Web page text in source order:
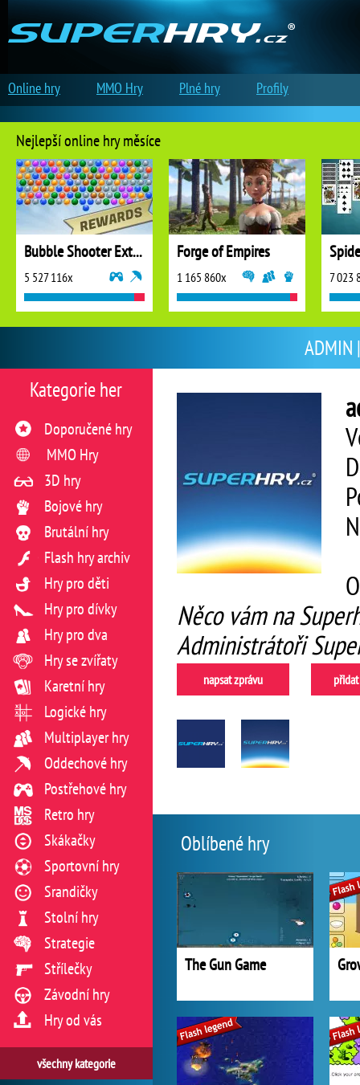
ADMIN
Něco vám na
Administrátoři
napsat zprávu
Oblíbené hry
The Gun Game
Kategorie her
Doporučené hry
MMO Hry
3D hry
Bojové hry
Brutální hry
Flash hry archiv
Hry pro děti
Hry pro dívky
Hry pro dva
Hry se zvířaty
Karetní hry
Logické hry
Multiplayer hry
Oddechové hry
Postřehové hry
Retro hry
Skákačky
Sportovní hry
Srandičky
Stolní hry
Strategie
Střílečky
Závodní hry
Hry od vás
všechny kategorie
Nejlepší online hry měsíce
Bubble Shooter Extreme
5 527 116x
Forge of Empires
1 165 860x 7 023
Online hry MMO Hry Plné hry Profily